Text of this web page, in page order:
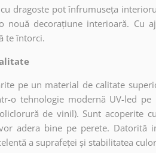
dragoste pot înfrumuseța
nouă decorațiune interioară. Cu
te întorci.
pe un material de calitate
o tehnologie modernă UV-led
de vinil). Sunt acoperite
adera bine pe perete. Datorită
a suprafeței și stabilitatea